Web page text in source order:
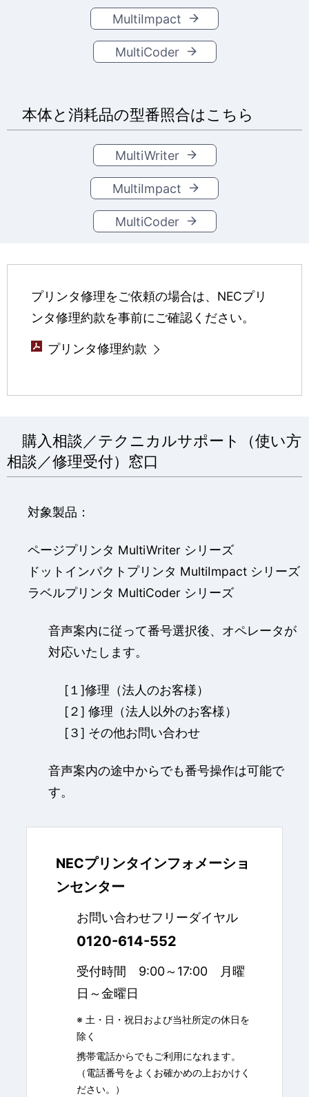
MultiImpact
MultiCoder
本体と消耗品の型番照合はこちら
MultiWriter
MultiImpact
MultiCoder
プリンタ修理をご依頼の場合は、NECプリ
ンタ修理約款を事前にご確認ください。
プリンタ修理約款
購入相談／テクニカルサポート（使い方
相談／修理受付）窓口
対象製品：
ページプリンタ MultiWriter シリーズ
ドットインパクトプリンタ MultiImpact シリーズ
ラベルプリンタ MultiCoder シリーズ
音声案内に従って番号選択後、オペレータが
対応いたします。
[１]修理（法人のお客様）
[２] 修理（法人以外のお客様）
[３] その他お問い合わせ
音声案内の途中からでも番号操作は可能で
す。
NECプリンタインフォメーショ
ンセンター
お問い合わせフリーダイヤル
0120-614-552
受付時間 9:00～17:00 月曜
日～金曜日
※ 土・日・祝日および当社所定の休日を
除く
携帯電話からでもご利用になれます。
（電話番号をよくお確かめの上おかけく
ださい。）